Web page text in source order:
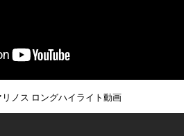
ノス ロングハイライト動画